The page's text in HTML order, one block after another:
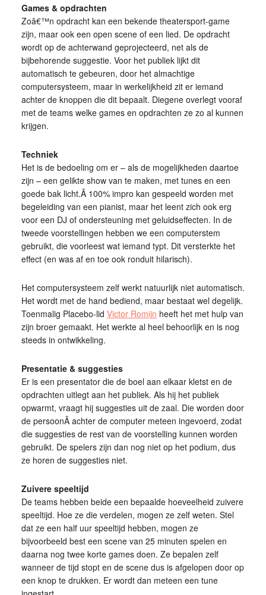
Games & opdrachten
Zoâ€™n opdracht kan een bekende theatersport-game
zijn, maar ook een open scene of een lied. De opdracht
wordt op de achterwand geprojecteerd, net als de
bijbehorende suggestie. Voor het publiek lijkt dit
automatisch te gebeuren, door het almachtige
computersysteem, maar in werkelijkheid zit er iemand
achter de knoppen die dit bepaalt. Diegene overlegt vooraf
met de teams welke games en opdrachten ze zo al kunnen
krijgen.
Techniek
Het is de bedoeling om er – als de mogelijkheden daartoe
zijn – een gelikte show van te maken, met tunes en een
goede bak licht.Â 100% impro kan gespeeld worden met
begeleiding van een pianist, maar het leent zich ook erg
voor een DJ of ondersteuning met geluidseffecten. In de
tweede voorstellingen hebben we een computerstem
gebruikt, die voorleest wat iemand typt. Dit versterkte het
effect (en was af en toe ook ronduit hilarisch).
Het computersysteem zelf werkt natuurlijk niet automatisch.
Het wordt met de hand bediend, maar bestaat wel degelijk.
Toenmalig Placebo-lid Victor Romijn heeft het met hulp van
zijn broer gemaakt. Het werkte al heel behoorlijk en is nog
steeds in ontwikkeling.
Presentatie & suggesties
Er is een presentator die de boel aan elkaar kletst en de
opdrachten uitlegt aan het publiek. Als hij het publiek
opwarmt, vraagt hij suggesties uit de zaal. Die worden door
de persoonÂ achter de computer meteen ingevoerd, zodat
die suggesties de rest van de voorstelling kunnen worden
gebruikt. De spelers zijn dan nog niet op het podium, dus
ze horen de suggesties niet.
Zuivere speeltijd
De teams hebben beide een bepaalde hoeveelheid zuivere
speeltijd. Hoe ze die verdelen, mogen ze zelf weten. Stel
dat ze een half uur speeltijd hebben, mogen ze
bijvoorbeeld best een scene van 25 minuten spelen en
daarna nog twee korte games doen. Ze bepalen zelf
wanneer de tijd stopt en de scene dus is afgelopen door op
een knop te drukken. Er wordt dan meteen een tune